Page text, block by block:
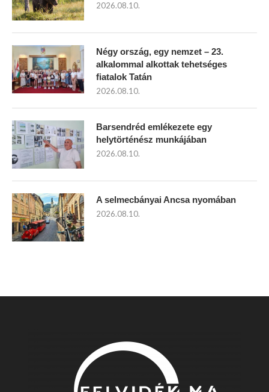
2026.08.10.
Négy ország, egy nemzet – 23.
alkalommal alkottak tehetséges
fiatalok Tatán
2026.08.10.
Barsendréd emlékezete egy
helytörténész munkájában
2026.08.10.
A selmecbányai Ancsa nyomában
2026.08.10.